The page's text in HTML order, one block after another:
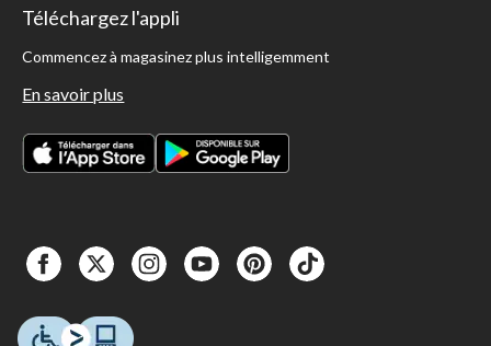
Téléchargez l'appli
Commencez à magasinez plus intelligemment
En savoir plus